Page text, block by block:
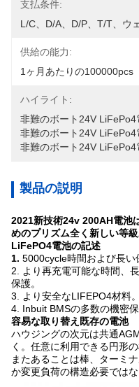
支払条件:
L/C、D/A、D/P、T/T、ウ
供給の能力:
1ヶ月あたりの100000pcs
ハイライト:
非難のボート24V LiFePo4
非難のボート24V LiFePo4
非難のボート24V LiFePo4
製品の説明
2021新技術24v 200AH電池
めのプリズム全く新しい等
LiFePO4電池の記述
1. 5000cycle時間および長い
2. より再充電可能な時間、
保護。
3. より安全なLIFEPO4材料。
4. Inbuit BMSの多数の機密保
容易な取り替え既存の電池
ハウジングの次元は共通
く。任意に利用できる円形
またあることは棒、ターミ
か変更負荷の構造必要ではな